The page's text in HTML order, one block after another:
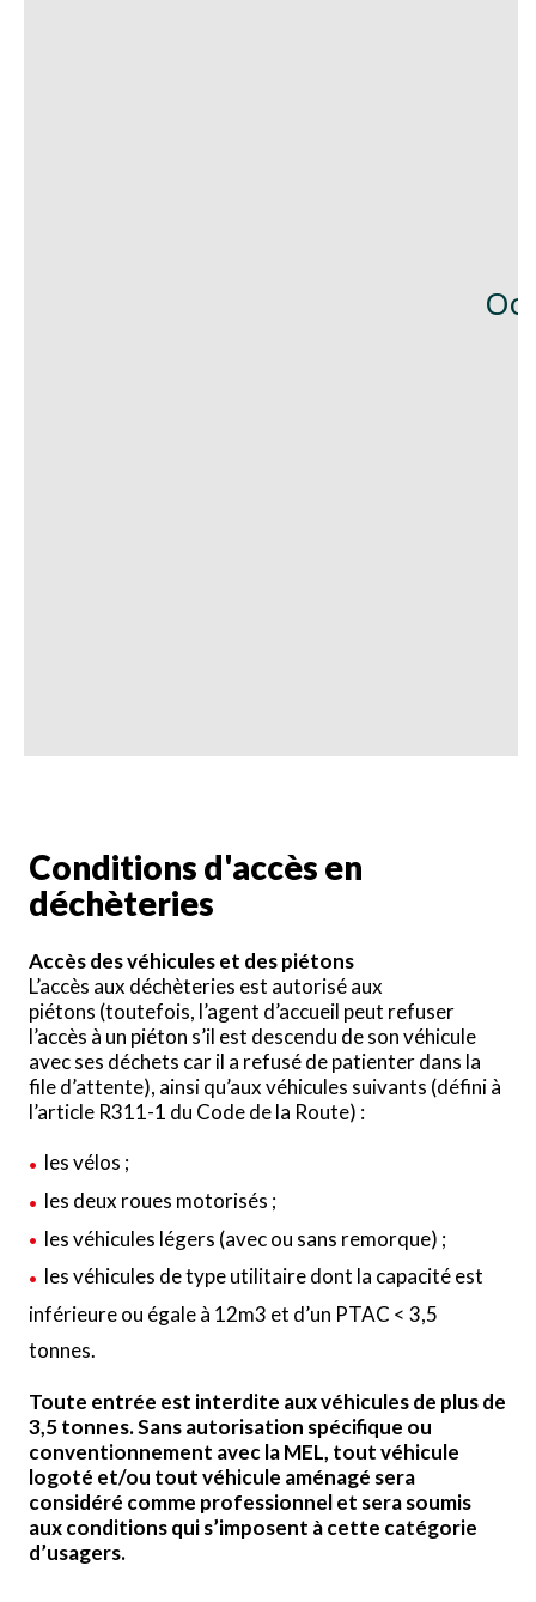
Conditions d'accès en
déchèteries
Accès des véhicules et des piétons
L’accès aux déchèteries est autorisé aux
piétons (toutefois, l’agent d’accueil peut refuser
l’accès à un piéton s’il est descendu de son véhicule
avec ses déchets car il a refusé de patienter dans la
file d’attente), ainsi qu’aux véhicules suivants (défini à
l’article R311-1 du Code de la Route) :
les vélos ;
les deux roues motorisés ;
les véhicules légers (avec ou sans remorque) ;
les véhicules de type utilitaire dont la capacité est
inférieure ou égale à 12m3 et d’un PTAC < 3,5
tonnes.
Toute entrée est interdite aux véhicules de plus de
3,5 tonnes. Sans autorisation spécifique ou
conventionnement avec la MEL, tout véhicule
logoté et/ou tout véhicule aménagé sera
considéré comme professionnel et sera soumis
aux conditions qui s’imposent à cette catégorie
d’usagers.